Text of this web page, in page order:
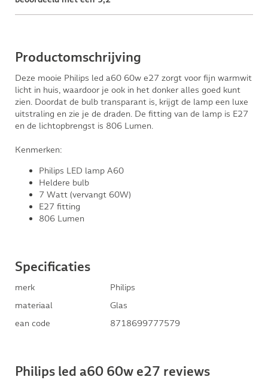
Productomschrijving
Deze mooie Philips led a60 60w e27 zorgt voor fijn warmwit
licht in huis, waardoor je ook in het donker alles goed kunt
zien. Doordat de bulb transparant is, krijgt de lamp een luxe
uitstraling en zie je de draden. De fitting van de lamp is E27
en de lichtopbrengst is 806 Lumen.
Kenmerken:
Philips LED lamp A60
Heldere bulb
7 Watt (vervangt 60W)
E27 fitting
806 Lumen
Specificaties
merk
Philips
materiaal
Glas
ean code
8718699777579
Philips led a60 60w e27 reviews